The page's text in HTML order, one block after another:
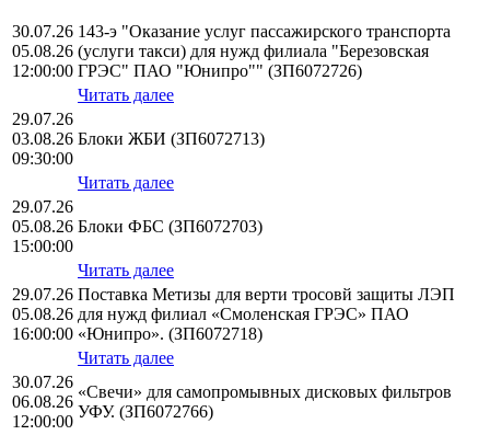
30.07.26
05.08.26
12:00:00
143-э "Оказание услуг пассажирского транспорта
(услуги такси) для нужд филиала "Березовская
ГРЭС" ПАО "Юнипро"" (ЗП6072726)
Читать далее
29.07.26
03.08.26
09:30:00
Блоки ЖБИ (ЗП6072713)
Читать далее
29.07.26
05.08.26
15:00:00
Блоки ФБС (ЗП6072703)
Читать далее
29.07.26
05.08.26
16:00:00
Поставка Метизы для верти тросовй защиты ЛЭП
для нужд филиал «Смоленская ГРЭС» ПАО
«Юнипро». (ЗП6072718)
Читать далее
30.07.26
06.08.26
12:00:00
«Свечи» для самопромывных дисковых фильтров
УФУ. (ЗП6072766)